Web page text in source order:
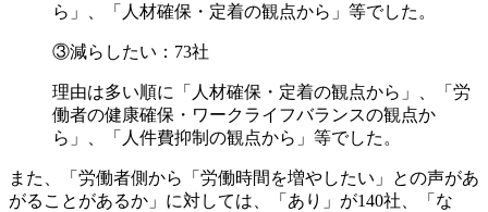
ら」、「人材確保・定着の観点から」等でした。
③減らしたい：73社
理由は多い順に「人材確保・定着の観点から」、「労
働者の健康確保・ワークライフバランスの観点か
ら」、「人件費抑制の観点から」等でした。
また、「労働者側から「労働時間を増やしたい」との声があ
がることがあるか」に対しては、「あり」が140社、「な